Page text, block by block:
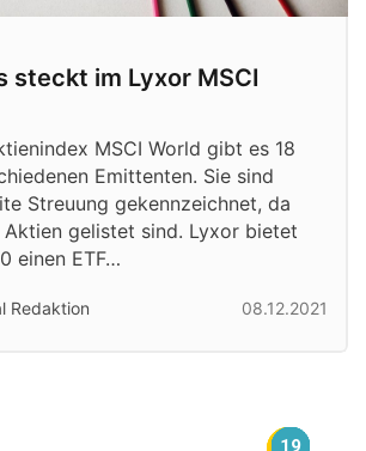
steckt im Lyxor MSCI
MSCI World gibt es 18
Emittenten. Sie sind
Streuung gekennzeichnet, da
Aktien gelistet sind. Lyxor bietet
einen ETF…
Redaktion 08.12.2021